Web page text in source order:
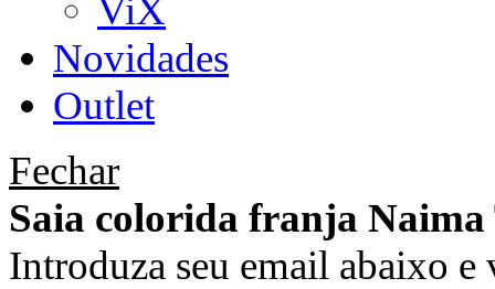
ViX
Novidades
Outlet
Fechar
Saia colorida franja Naima
Introduza seu email abaixo